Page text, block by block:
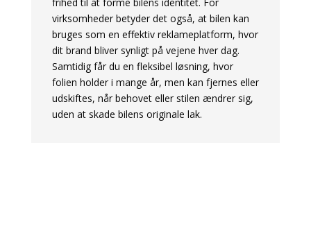
virksomheder betyder det også, at bilen kan
bruges som en effektiv reklameplatform, hvor
dit brand bliver synligt på vejene hver dag.
Samtidig får du en fleksibel løsning, hvor
folien holder i mange år, men kan fjernes eller
udskiftes, når behovet eller stilen ændrer sig,
uden at skade bilens originale lak.